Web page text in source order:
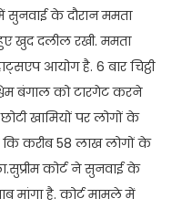
सुनवाई के दौरान ममता
हुए खुद दलील रखी. ममता
आयोग है. 6 बार चिट्ठी
बंगाल को टारगेट करने
खामियों पर लोगों के
कि करीब 58 लाख लोगों के
कोर्ट ने सुनवाई के
मांगा है. कोर्ट मामले में